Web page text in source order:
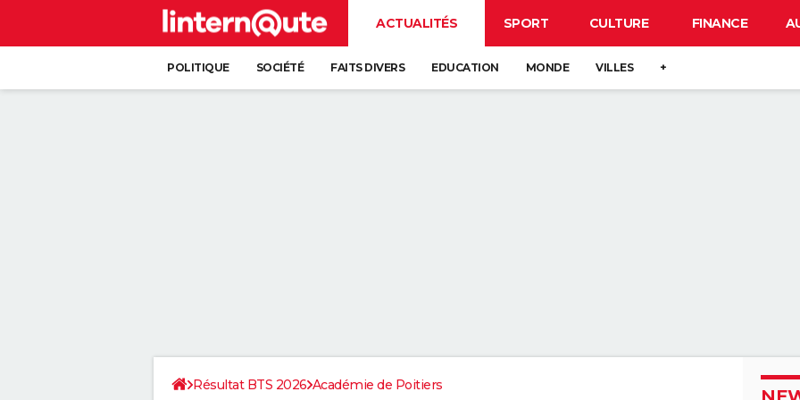
ACTUALITÉS SPORT CULTURE FINANCE
POLITIQUE SOCIÉTÉ FAITS DIVERS EDUCATION MONDE VILLES +
Résultat BTS 2026 Académie de Poitiers